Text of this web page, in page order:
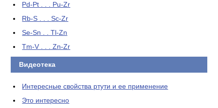
Pd-Pt . . . Pu-Zr
Rb-S . . . Sc-Zr
Se-Sn . . Tl-Zn
Tm-V . . . Zn-Zr
Видеотека
Интересные свойства ртути и ее применение
Это интересно